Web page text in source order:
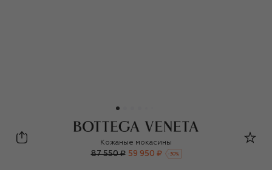
Кожаные мокасины
87 550 ₽ 59 950 ₽ -30%